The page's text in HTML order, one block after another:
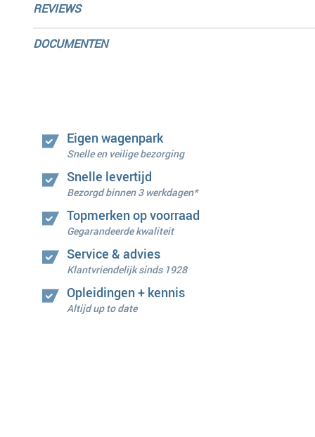
REVIEWS
DOCUMENTEN
Eigen wagenpark
Snelle en veilige bezorging
Snelle levertijd
Bezorgd binnen 3 werkdagen*
Topmerken op voorraad
Gegarandeerde kwaliteit
Service & advies
Klantvriendelijk sinds 1928
Opleidingen + kennis
Altijd up to date